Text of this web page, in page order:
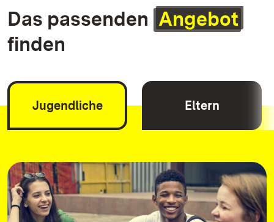
Das passenden Angebot
finden
Jugendliche Eltern